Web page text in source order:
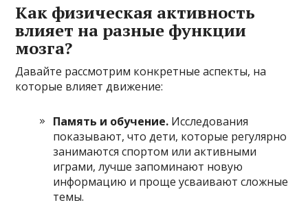
Как физическая активность
влияет на разные функции
мозга?
Давайте рассмотрим конкретные аспекты, на
которые влияет движение:
Память и обучение. Исследования
показывают, что дети, которые регулярно
занимаются спортом или активными
играми, лучше запоминают новую
информацию и проще усваивают сложные
темы.